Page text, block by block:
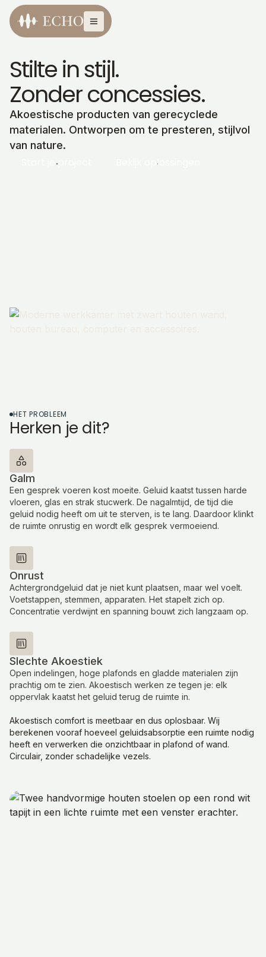
Stilte in stijl.
Zonder concessies.
Akoestische producten van gerecyclede
materialen. Ontworpen om te presteren, stijlvol
van nature.
Start je project Bekijk oplossingen
HET PROBLEEM
Herken je dit?
Galm
Een gesprek voeren kost moeite. Geluid kaatst tussen harde
vloeren, glas en strak stucwerk. De nagalmtijd, de tijd die
geluid nodig heeft om uit te sterven, is te lang. Daardoor klinkt
de ruimte onrustig en wordt elk gesprek vermoeiend.
Onrust
Achtergrondgeluid dat je niet kunt plaatsen, maar wel voelt.
Voetstappen, stemmen, apparaten. Het stapelt zich op.
Concentratie verdwijnt en spanning bouwt zich langzaam op.
Slechte Akoestiek
Open indelingen, hoge plafonds en gladde materialen zijn
prachtig om te zien. Akoestisch werken ze tegen je: elk
oppervlak kaatst het geluid terug de ruimte in.
Akoestisch comfort is meetbaar en dus oplosbaar. Wij
berekenen vooraf hoeveel geluidsabsorptie een ruimte nodig
heeft en verwerken die onzichtbaar in plafond of wand.
Circulair, zonder schadelijke vezels.